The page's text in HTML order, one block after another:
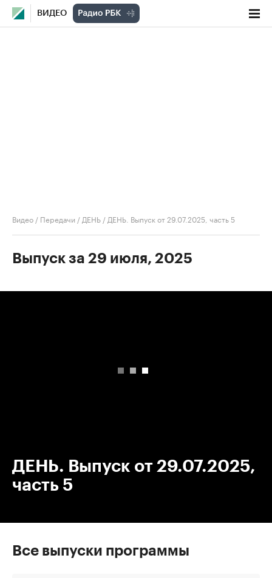
ВИДЕО
Видео / Передачи / ДЕНЬ / ДЕНЬ. Выпуск от 29.07.2025, часть 5
Выпуск за 29 июля, 2025
ДЕНЬ. Выпуск от 29.07.2025,
часть 5
Все выпуски программы